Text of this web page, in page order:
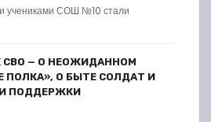
и учениками СОШ №10 стали
СВО — О НЕОЖИДАННОМ
ПОЛКА», О БЫТЕ СОЛДАТ И
ПОДДЕРЖКИ